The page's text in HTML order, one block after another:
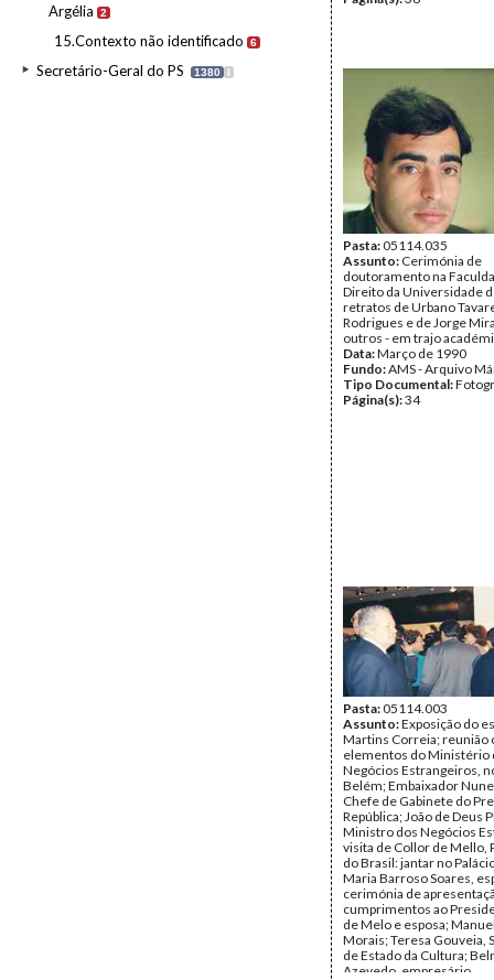
Argélia 2
15.Contexto não identificado 6
Secretário-Geral do PS 1380 I
Pasta:05114.035
Assunto: Cerimónia de
doutoramento na
Direito da Universidade
retratos de Urbano
Rodrigues e de Jorge
outros - em trajo
Data:Março de 1990
Fundo:AMS - Arquivo
Tipo Documental:
Página(s):34
Pasta:05114.003
Assunto:Exposição do
Martins Correia; reunião
elementos do Ministério
Negócios Estrangeiros,
Belém; Embaixador
Chefe de Gabinete do
República; João de Deus
Ministro dos Negócios
visita de Collor de Mello,
do Brasil: jantar no
Maria Barroso Soares,
cerimónia de
cumprimentos ao
de Melo e esposa;
Morais; Teresa Gouveia,
de Estado da Cultura;
Azevedo, empresário.